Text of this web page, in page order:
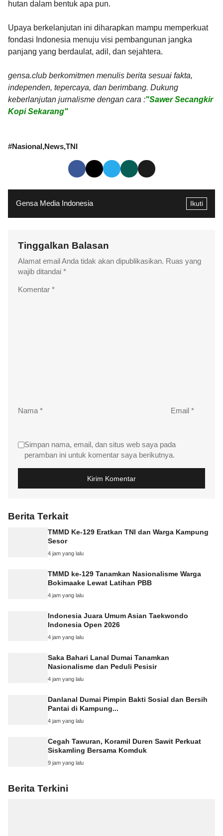
hutan dalam bentuk apa pun.
Upaya berkelanjutan ini diharapkan mampu memperkuat
fondasi Indonesia menuju visi pembangunan jangka
panjang yang berdaulat, adil, dan sejahtera.
gensa.club berkomitmen menulis berita sesuai fakta,
independen, tepercaya, dan berimbang. Dukung
keberlanjutan jurnalisme dengan cara :"Sawer Secangkir
Kopi Sekarang"
#Nasional News TNI
Gensa Media Indonesia Ikuti
Tinggalkan Balasan
Alamat email Anda tidak akan dipublikasikan. Ruas yang
wajib ditandai *
Komentar *
Nama * Email *
Simpan nama, email, dan situs web saya pada
peramban ini untuk komentar saya berikutnya.
Berita Terkait
TMMD Ke-129 Eratkan TNI dan Warga Kampung
Sesor
4 jam yang lalu
TMMD ke-129 Tanamkan Nasionalisme Warga
Bokimaake Lewat Latihan PBB
4 jam yang lalu
Indonesia Juara Umum Asian Taekwondo
Indonesia Open 2026
4 jam yang lalu
Saka Bahari Lanal Dumai Tanamkan
Nasionalisme dan Peduli Pesisir
4 jam yang lalu
Danlanal Dumai Pimpin Bakti Sosial dan Bersih
Pantai di Kampung...
4 jam yang lalu
Cegah Tawuran, Koramil Duren Sawit Perkuat
Siskamling Bersama Komduk
9 jam yang lalu
Berita Terkini